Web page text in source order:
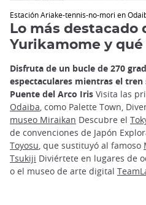
Estación Ariake-tennis-no-mori en
Lo más destacado
Yurikamome y qué
Disfruta de un bucle de 270
espectaculares mientras el tren
Puente del Arco Iris Visita las
Odaiba, como Palette Town,
museo Miraikan Descubre el
de convenciones de Japón
Toyosu, que sustituyó al famoso
Tsukiji Diviértete en lugares de
o el museo de arte digital